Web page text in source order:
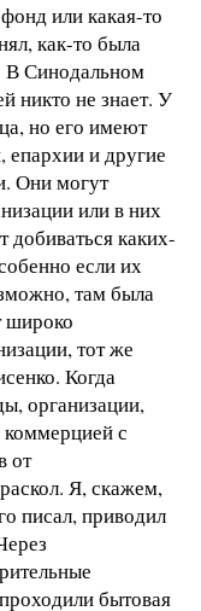
или какая-то
как-то была
В Синодальном
никто не знает. У
но его имеют
епархии и другие
Они могут
или в них
добиваться каких-
если их
там была
широко
тот же
Когда
организации,
с
от
Я, скажем,
писал, приводил
бытовая